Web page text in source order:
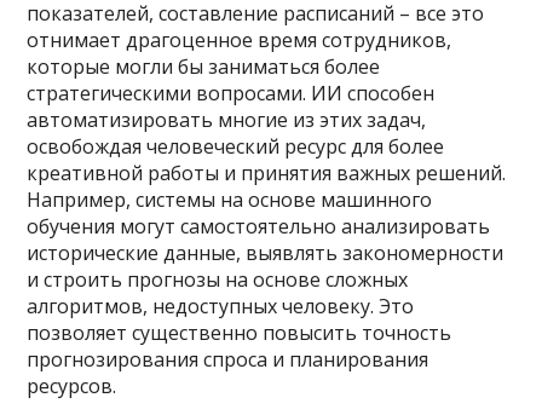
показателей, составление расписаний – все это
отнимает драгоценное время сотрудников,
которые могли бы заниматься более
стратегическими вопросами. ИИ способен
автоматизировать многие из этих задач,
освобождая человеческий ресурс для более
креативной работы и принятия важных решений.
Например, системы на основе машинного
обучения могут самостоятельно анализировать
исторические данные, выявлять закономерности
и строить прогнозы на основе сложных
алгоритмов, недоступных человеку. Это
позволяет существенно повысить точность
прогнозирования спроса и планирования
ресурсов.